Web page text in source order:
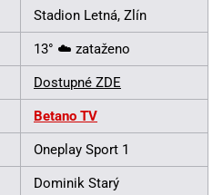
Stadion Letná, Zlín
13° ☁️ zataženo
Dostupné ZDE
Betano TV
Oneplay Sport 1
Dominik Starý